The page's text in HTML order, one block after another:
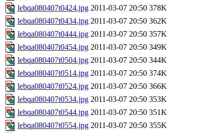
lebqa080407t0424.jpg 2011-03-07 20:50 378K
lebqa080407t0434.jpg 2011-03-07 20:50 362K
lebqa080407t0444.jpg 2011-03-07 20:50 357K
lebqa080407t0454.jpg 2011-03-07 20:50 349K
lebqa080407t0504.jpg 2011-03-07 20:50 344K
lebqa080407t0514.jpg 2011-03-07 20:50 374K
lebqa080407t0524.jpg 2011-03-07 20:50 366K
lebqa080407t0534.jpg 2011-03-07 20:50 353K
lebqa080407t0544.jpg 2011-03-07 20:50 351K
lebqa080407t0554.jpg 2011-03-07 20:50 355K